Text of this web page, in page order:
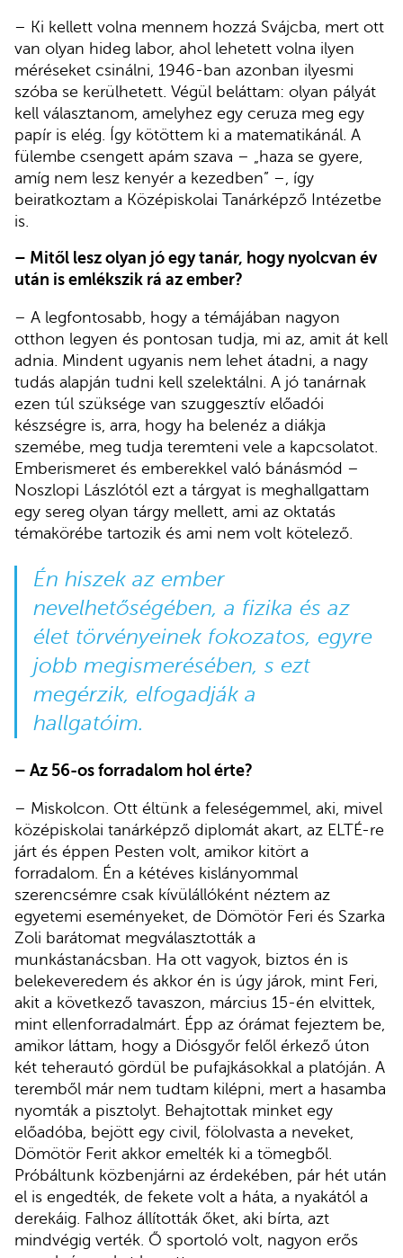
– Ki kellett volna mennem hozzá Svájcba, mert ott
van olyan hideg labor, ahol lehetett volna ilyen
méréseket csinálni, 1946-ban azonban ilyesmi
szóba se kerülhetett. Végül beláttam: olyan pályát
kell választanom, amelyhez egy ceruza meg egy
papír is elég. Így kötöttem ki a matematikánál. A
fülembe csengett apám szava – „haza se gyere,
amíg nem lesz kenyér a kezedben” –, így
beiratkoztam a Középiskolai Tanárképző Intézetbe
is.
– Mitől lesz olyan jó egy tanár, hogy nyolcvan év
után is emlékszik rá az ember?
– A legfontosabb, hogy a témájában nagyon
otthon legyen és pontosan tudja, mi az, amit át kell
adnia. Mindent ugyanis nem lehet átadni, a nagy
tudás alapján tudni kell szelektálni. A jó tanárnak
ezen túl szüksége van szuggesztív előadói
készségre is, arra, hogy ha belenéz a diákja
szemébe, meg tudja teremteni vele a kapcsolatot.
Emberismeret és emberekkel való bánásmód –
Noszlopi Lászlótól ezt a tárgyat is meghallgattam
egy sereg olyan tárgy mellett, ami az oktatás
témakörébe tartozik és ami nem volt kötelező.
Én hiszek az ember
nevelhetőségében, a fizika és az
élet törvényeinek fokozatos, egyre
jobb megismerésében, s ezt
megérzik, elfogadják a
hallgatóim.
– Az 56-os forradalom hol érte?
– Miskolcon. Ott éltünk a feleségemmel, aki, mivel
középiskolai tanárképző diplomát akart, az ELTÉ-re
járt és éppen Pesten volt, amikor kitört a
forradalom. Én a kétéves kislányommal
szerencsémre csak kívülállóként néztem az
egyetemi eseményeket, de Dömötör Feri és Szarka
Zoli barátomat megválasztották a
munkástanácsban. Ha ott vagyok, biztos én is
belekeveredem és akkor én is úgy járok, mint Feri,
akit a következő tavaszon, március 15-én elvittek,
mint ellenforradalmárt. Épp az órámat fejeztem be,
amikor láttam, hogy a Diósgyőr felől érkező úton
két teherautó gördül be pufajkásokkal a platóján. A
teremből már nem tudtam kilépni, mert a hasamba
nyomták a pisztolyt. Behajtottak minket egy
előadóba, bejött egy civil, fölolvasta a neveket,
Dömötör Ferit akkor emelték ki a tömegből.
Próbáltunk közbenjárni az érdekében, pár hét után
el is engedték, de fekete volt a háta, a nyakától a
derekáig. Falhoz állították őket, aki bírta, azt
mindvégig verték. Ő sportoló volt, nagyon erős